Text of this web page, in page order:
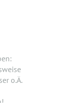
o.Ä.